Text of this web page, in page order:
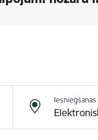
Iesniegšanas